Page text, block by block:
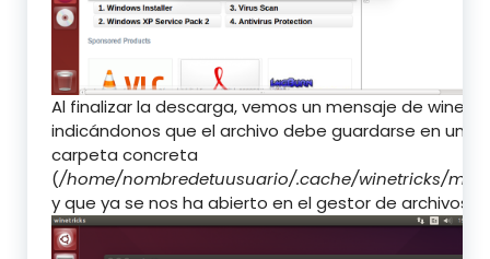
Al finalizar la descarga, vemos un mensaje de
indicándonos que el archivo debe guardarse en una
carpeta concreta
(/home/nombredetuusuario/.cache/winetricks/
y que ya se nos ha abierto en el gestor de archivos: